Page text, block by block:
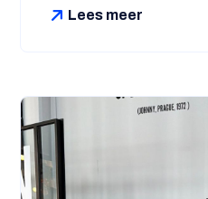
Lees meer